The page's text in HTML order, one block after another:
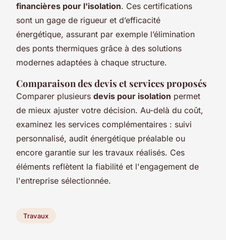
financières pour l'isolation. Ces certifications
sont un gage de rigueur et d’efficacité
énergétique, assurant par exemple l’élimination
des ponts thermiques grâce à des solutions
modernes adaptées à chaque structure.
Comparaison des devis et services proposés
Comparer plusieurs devis pour isolation permet
de mieux ajuster votre décision. Au-delà du coût,
examinez les services complémentaires : suivi
personnalisé, audit énergétique préalable ou
encore garantie sur les travaux réalisés. Ces
éléments reflètent la fiabilité et l'engagement de
l'entreprise sélectionnée.
Travaux